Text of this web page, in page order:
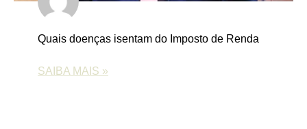
Quais doenças isentam do Imposto de Renda
SAIBA MAIS »